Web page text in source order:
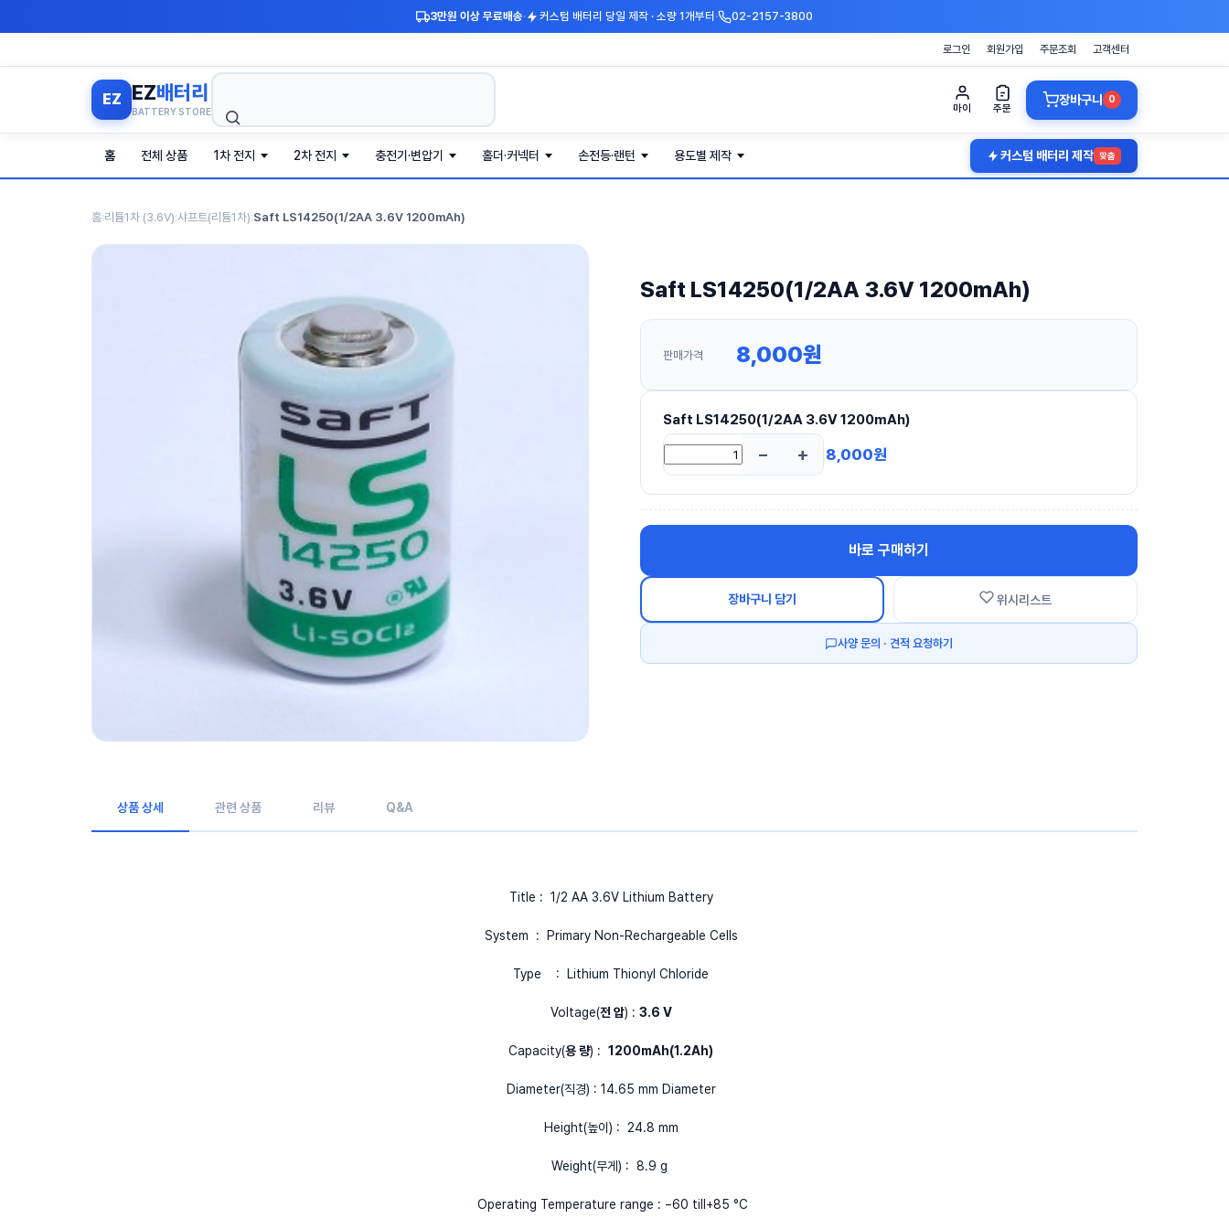
3만원 이상 무료배송· 커스텀 배터리 당일 제작 · 소량 1개부터 · 02-2157-3800
로그인 회원가입 주문조회 고객센터
EZ EZ배터리
BATTERY STORE 마이 주문
장바구니 0
홈 전체 상품 1차 전지 2차 전지 충전기·변압기 홀더·커넥터 손전등·랜턴 용도별 제작 커스텀 배터리 제작 맞춤
홈:리튬1차 (3.6V):샤프트(리튬1차):Saft LS14250(1/2AA 3.6V 1200mAh)
Saft LS14250(1/2AA 3.6V 1200mAh)
판매가격 8,000원
Saft LS14250(1/2AA 3.6V 1200mAh)
8,000원
바로 구매하기
장바구니 담기 위시리스트
사양 문의 · 견적 요청하기
상품 상세 관련 상품 리뷰 Q&A
Title : 1/2 AA 3.6V Lithium Battery
System : Primary Non-Rechargeable Cells
Type : Lithium Thionyl Chloride
Voltage(전 압) : 3.6 V
Capacity(용 량) : 1200mAh(1.2Ah)
Diameter(직경) : 14.65 mm Diameter
Height(높이) : 24.8 mm
Weight(무게) : 8.9 g
Operating Temperature range : −60 till+85 °C